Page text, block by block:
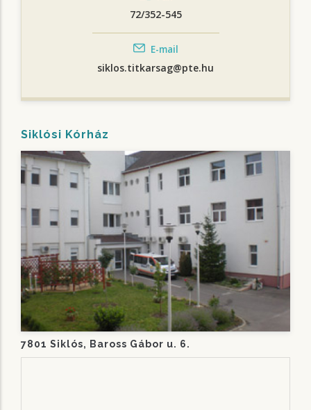
72/352-545
E-mail
siklos.titkarsag@pte.hu
Siklósi Kórház
7801 Siklós, Baross Gábor u. 6.